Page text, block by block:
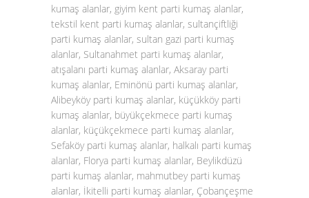
kumaş alanlar, giyim kent parti kumaş alanlar,
tekstil kent parti kumaş alanlar, sultançiftliği
parti kumaş alanlar, sultan gazi parti kumaş
alanlar, Sultanahmet parti kumaş alanlar,
atışalanı parti kumaş alanlar, Aksaray parti
kumaş alanlar, Eminönü parti kumaş alanlar,
Alibeyköy parti kumaş alanlar, küçükköy parti
kumaş alanlar, büyükçekmece parti kumaş
alanlar, küçükçekmece parti kumaş alanlar,
Sefaköy parti kumaş alanlar, halkalı parti kumaş
alanlar, Florya parti kumaş alanlar, Beylikdüzü
parti kumaş alanlar, mahmutbey parti kumaş
alanlar, İkitelli parti kumaş alanlar, Çobançeşme